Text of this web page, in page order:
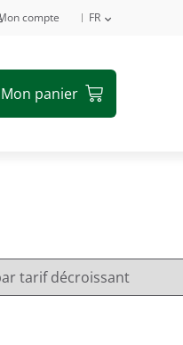
compte FR